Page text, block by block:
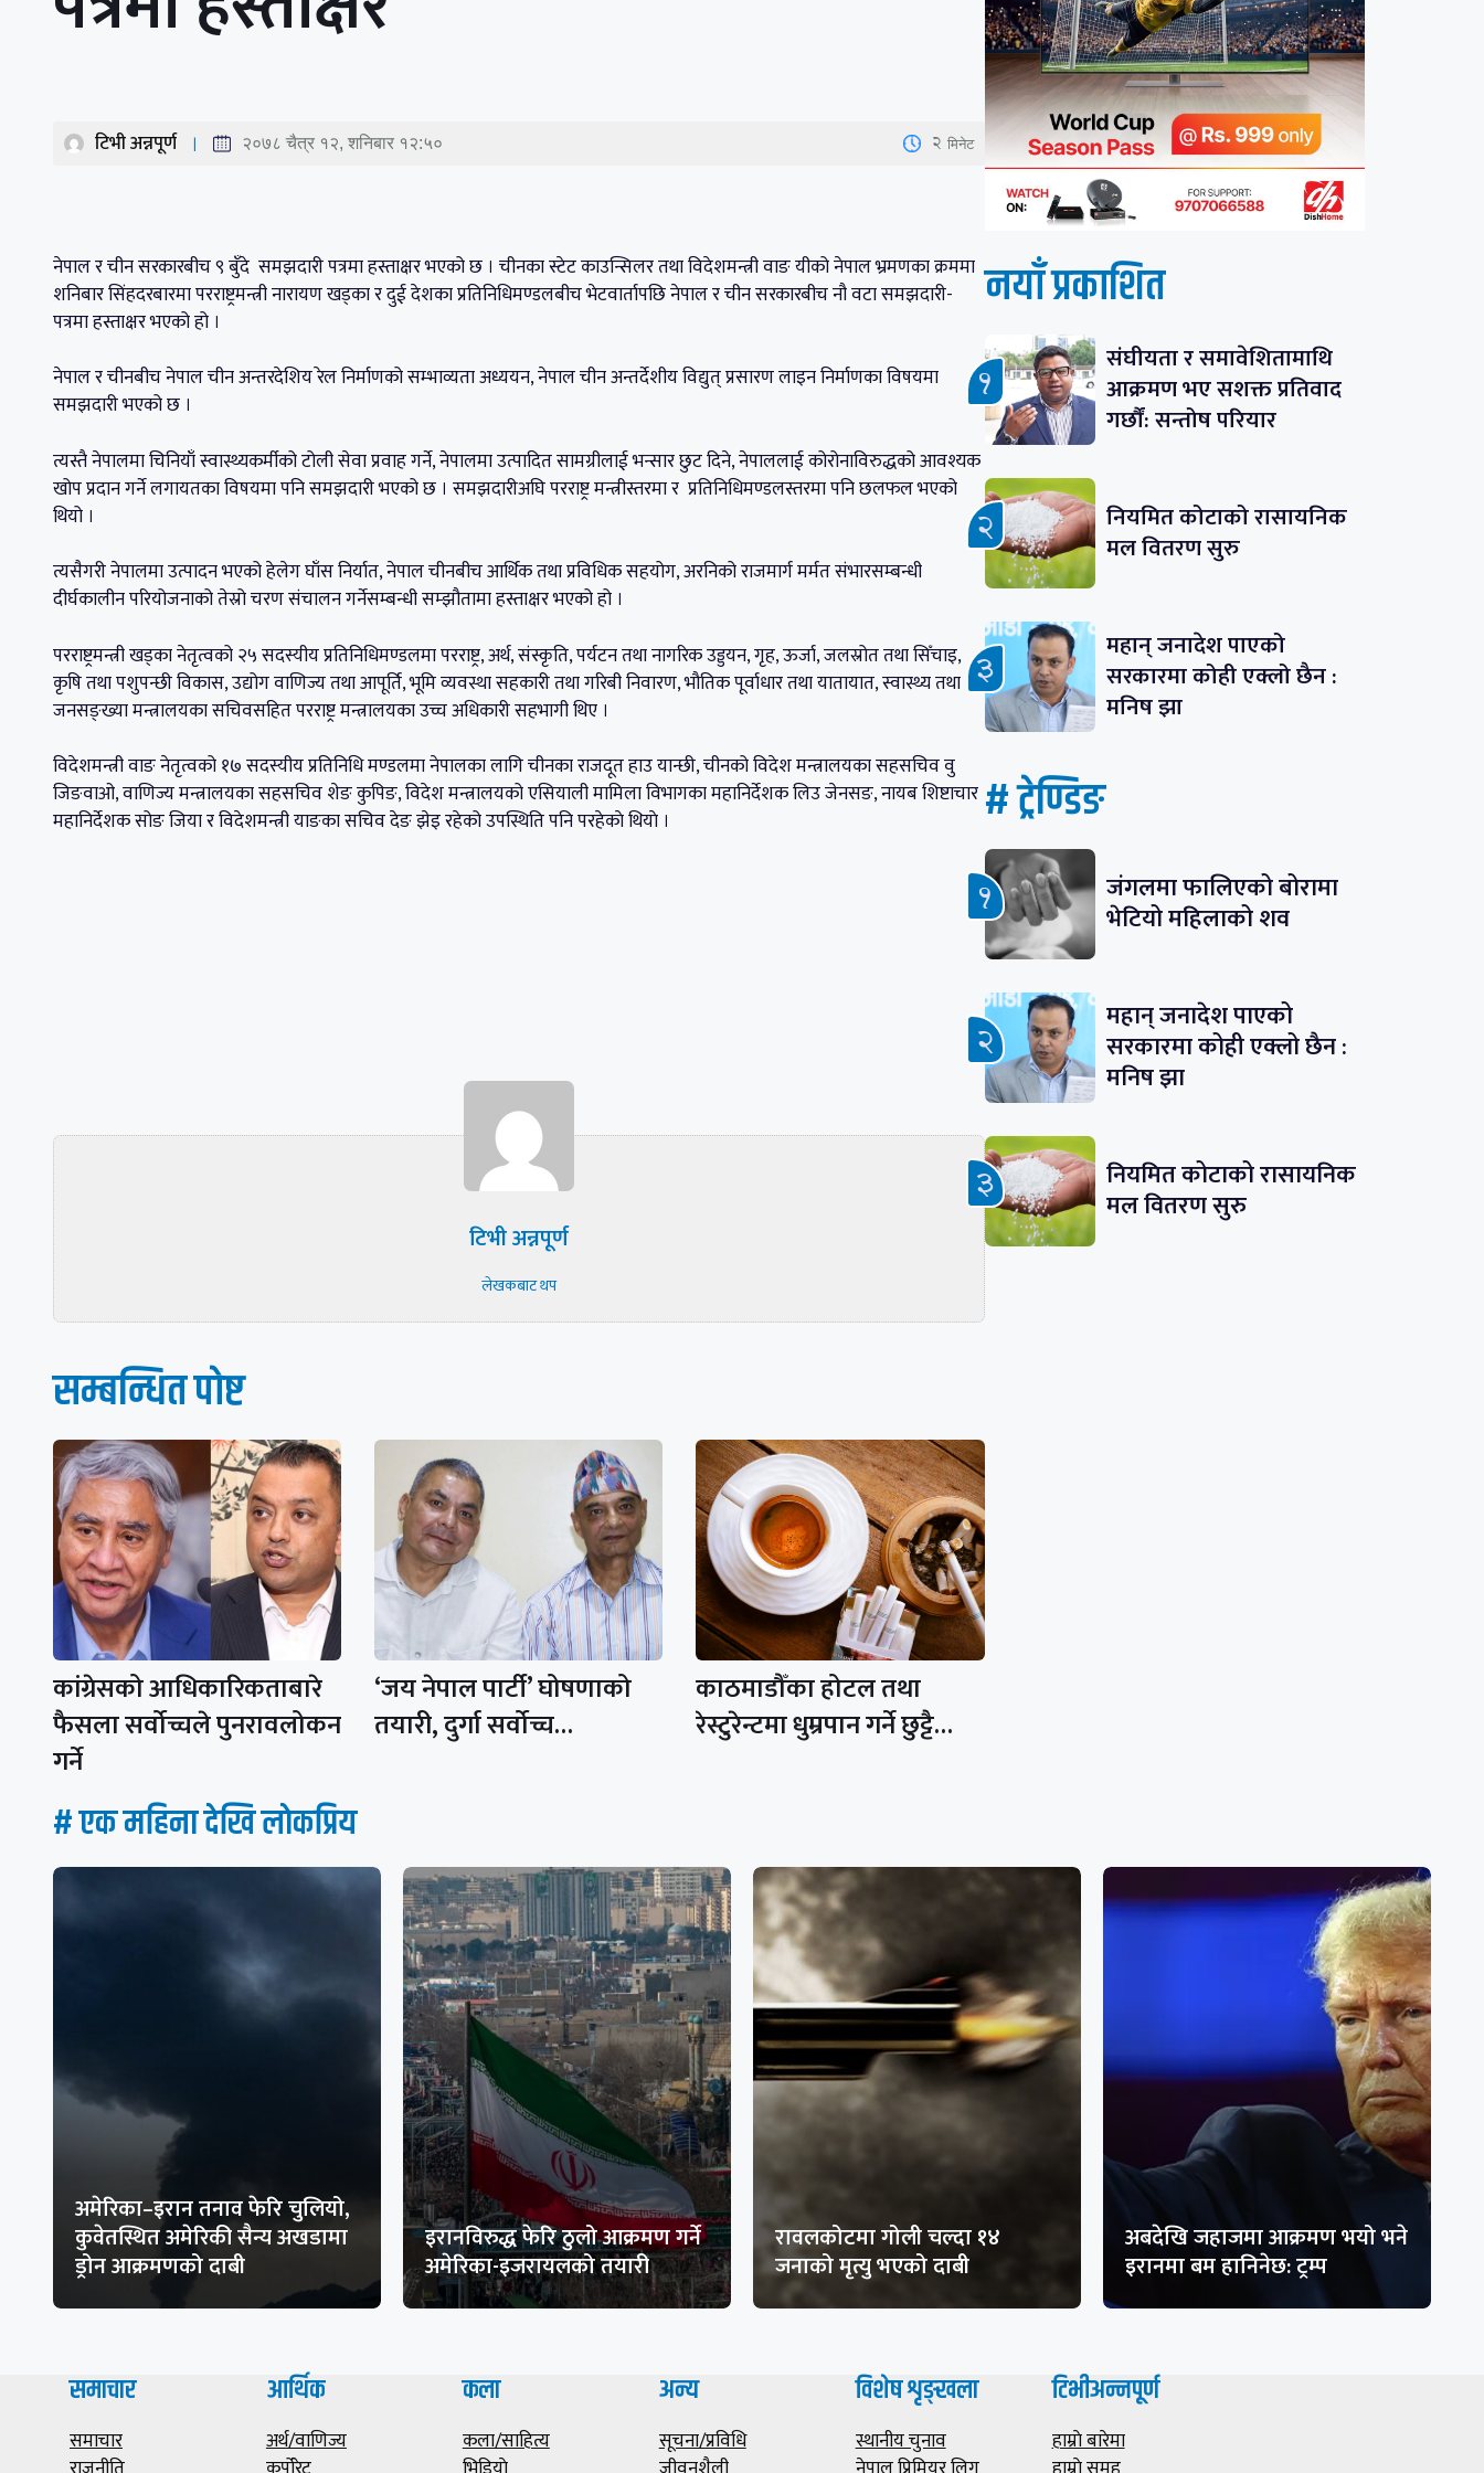
टिभी अन्नपूर्ण २०७८ चैत्र १२, शनिबार १२:५० 2 मिनेट
नेपाल र चीन सरकारबीच ९ बुँदे समझदारी पत्रमा हस्ताक्षर भएको छ । चीनका स्टेट काउन्सिलर तथा विदेशमन्त्री वाङ यीको नेपाल भ्रमणका क्रममा
शनिबार सिंहदरबारमा परराष्ट्रमन्त्री नारायण खड्का र दुई देशका प्रतिनिधिमण्डलबीच भेटवार्तापछि नेपाल र चीन सरकारबीच नौ वटा समझदारी-
पत्रमा हस्ताक्षर भएको हो ।
नेपाल र चीनबीच नेपाल चीन अन्तरदेशिय रेल निर्माणको सम्भाव्यता अध्ययन, नेपाल चीन अन्तर्देशीय विद्युत् प्रसारण लाइन निर्माणका विषयमा
समझदारी भएको छ ।
त्यस्तै नेपालमा चिनियाँ स्वास्थ्यकर्मीको टोली सेवा प्रवाह गर्ने, नेपालमा उत्पादित सामग्रीलाई भन्सार छुट दिने, नेपाललाई कोरोनाविरुद्धको आवश्यक
खोप प्रदान गर्ने लगायतका विषयमा पनि समझदारी भएको छ । समझदारीअघि परराष्ट्र मन्त्रीस्तरमा र प्रतिनिधिमण्डलस्तरमा पनि छलफल भएको
थियो ।
त्यसैगरी नेपालमा उत्पादन भएको हेलेग घाँस निर्यात, नेपाल चीनबीच आर्थिक तथा प्रविधिक सहयोग, अरनिको राजमार्ग मर्मत संभारसम्बन्धी
दीर्घकालीन परियोजनाको तेस्रो चरण संचालन गर्नेसम्बन्धी सम्झौतामा हस्ताक्षर भएको हो ।
परराष्ट्रमन्त्री खड्का नेतृत्वको २५ सदस्यीय प्रतिनिधिमण्डलमा परराष्ट्र, अर्थ, संस्कृति, पर्यटन तथा नागरिक उड्डयन, गृह, ऊर्जा, जलस्रोत तथा सिँचाइ,
कृषि तथा पशुपन्छी विकास, उद्योग वाणिज्य तथा आपूर्ति, भूमि व्यवस्था सहकारी तथा गरिबी निवारण, भौतिक पूर्वाधार तथा यातायात, स्वास्थ्य तथा
जनसङ्ख्या मन्त्रालयका सचिवसहित परराष्ट्र मन्त्रालयका उच्च अधिकारी सहभागी थिए ।
विदेशमन्त्री वाङ नेतृत्वको १७ सदस्यीय प्रतिनिधि मण्डलमा नेपालका लागि चीनका राजदूत हाउ यान्छी, चीनको विदेश मन्त्रालयका सहसचिव वु
जिङवाओ, वाणिज्य मन्त्रालयका सहसचिव शेङ कुपिङ, विदेश मन्त्रालयको एसियाली मामिला विभागका महानिर्देशक लिउ जेनसङ, नायब शिष्टाचार
महानिर्देशक सोङ जिया र विदेशमन्त्री याङका सचिव देङ झेइ रहेको उपस्थिति पनि परहेकाे थियाे ।
टिभी अन्नपूर्ण
लेखकबाट थप
सम्बन्धित पाेष्ट
कांग्रेसको आधिकारिकताबारे
फैसला सर्वोच्चले पुनरावलोकन
गर्ने
‘जय नेपाल पार्टी’ घोषणाको
तयारी, दुर्गा सर्वोच्च…
काठमाडौँका होटल तथा
रेस्टुरेन्टमा धुम्रपान गर्ने छुट्टै…
नयाँ प्रकाशित
संघीयता र समावेशितामाथि
आक्रमण भए सशक्त प्रतिवाद
गर्छौं: सन्तोष परियार
नियमित कोटाको रासायनिक
मल वितरण सुरु
महान् जनादेश पाएको
सरकारमा कोही एक्लो छैन :
मनिष झा
# ट्रेण्डिङ
जंगलमा फालिएको बोरामा
भेटियो महिलाको शव
महान् जनादेश पाएको
सरकारमा कोही एक्लो छैन :
मनिष झा
नियमित कोटाको रासायनिक
मल वितरण सुरु
# एक महिना देखि लाेकप्रिय
अमेरिका–इरान तनाव फेरि चुलियो,
कुवेतस्थित अमेरिकी सैन्य अखडामा
ड्रोन आक्रमणको दाबी
इरानविरुद्ध फेरि ठुलो आक्रमण गर्ने
अमेरिका-इजरायलको तयारी
रावलकोटमा गोली चल्दा १४
जनाको मृत्यु भएको दाबी
अबदेखि जहाजमा आक्रमण भयो भने
इरानमा बम हानिनेछ: ट्रम्प
समाचार
समाचार
आर्थिक
अर्थ/वाणिज्य
कला
कला/साहित्य
अन्य
सूचना/प्रविधि
विशेष शृङ्खला
स्थानीय चुनाव
टिभीअन्नपूर्ण
हाम्राे बारेमा